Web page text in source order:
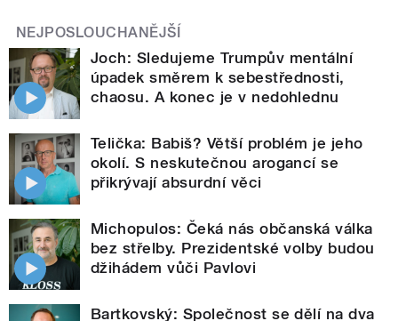
NEJPOSLOUCHANĚJŠÍ
Joch: Sledujeme Trumpův mentální
úpadek směrem k sebestřednosti,
chaosu. A konec je v nedohlednu
Telička: Babiš? Větší problém je jeho
okolí. S neskutečnou arogancí se
přikrývají absurdní věci
Michopulos: Čeká nás občanská válka
bez střelby. Prezidentské volby budou
džihádem vůči Pavlovi
Bartkovský: Společnost se dělí na dva